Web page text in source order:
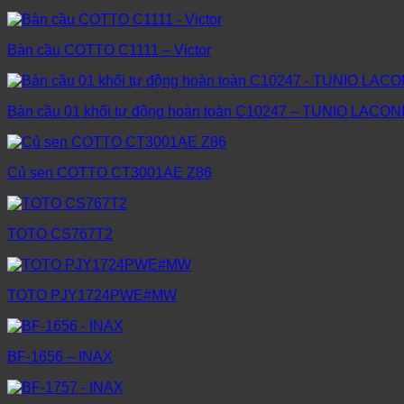
Bàn cầu COTTO C1111 – Victor
Bàn cầu 01 khối tự động hoàn toàn C10247 – TUNIO
Củ sen COTTO CT3001AE Z86
TOTO CS767T2
TOTO PJY1724PWE#MW
BF-1656 – INAX